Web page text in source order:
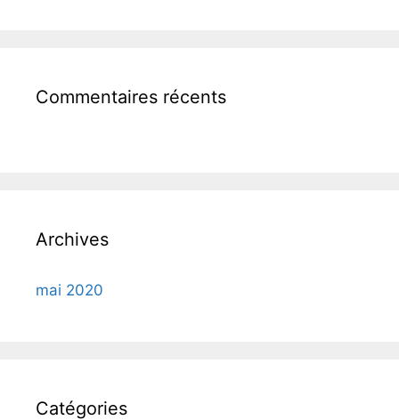
Commentaires récents
Archives
mai 2020
Catégories